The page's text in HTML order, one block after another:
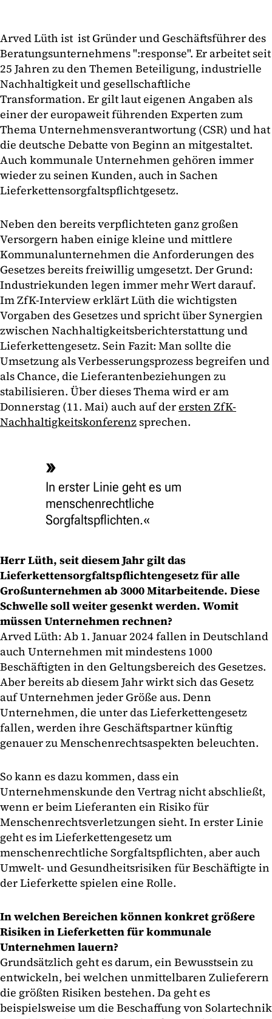
Arved Lüth ist ist Gründer und Geschäftsführer des
Beratungsunternehmens ":response". Er arbeitet seit
25 Jahren zu den Themen Beteiligung, industrielle
Nachhaltigkeit und gesellschaftliche
Transformation. Er gilt laut eigenen Angaben als
einer der europaweit führenden Experten zum
Thema Unternehmensverantwortung (CSR) und hat
die deutsche Debatte von Beginn an mitgestaltet.
Auch kommunale Unternehmen gehören immer
wieder zu seinen Kunden, auch in Sachen
Lieferkettensorgfaltspflichtgesetz.
Neben den bereits verpflichteten ganz großen
Versorgern haben einige kleine und mittlere
Kommunalunternehmen die Anforderungen des
Gesetzes bereits freiwillig umgesetzt. Der Grund:
Industriekunden legen immer mehr Wert darauf.
Im ZfK-Interview erklärt Lüth die wichtigsten
Vorgaben des Gesetzes und spricht über Synergien
zwischen Nachhaltigkeitsberichterstattung und
Lieferkettengesetz. Sein Fazit: Man sollte die
Umsetzung als Verbesserungsprozess begreifen und
als Chance, die Lieferantenbeziehungen zu
stabilisieren. Über dieses Thema wird er am
Donnerstag (11. Mai) auch auf derersten ZfK-
Nachhaltigkeitskonferenzsprechen.
In erster Linie geht es um
menschenrechtliche
Sorgfaltspflichten.
Herr Lüth, seit diesem Jahr gilt das
Lieferkettensorgfaltspflichtengesetz für alle
Großunternehmen ab 3000 Mitarbeitende. Diese
Schwelle soll weiter gesenkt werden. Womit
müssen Unternehmen rechnen?
Arved Lüth: Ab 1. Januar 2024 fallen in Deutschland
auch Unternehmen mit mindestens 1000
Beschäftigten in den Geltungsbereich des Gesetzes.
Aber bereits ab diesem Jahr wirkt sich das Gesetz
auf Unternehmen jeder Größe aus. Denn
Unternehmen, die unter das Lieferkettengesetz
fallen, werden ihre Geschäftspartner künftig
genauer zu Menschenrechtsaspekten beleuchten.
So kann es dazu kommen, dass ein
Unternehmenskunde den Vertrag nicht abschließt,
wenn er beim Lieferanten ein Risiko für
Menschenrechtsverletzungen sieht. In erster Linie
geht es im Lieferkettengesetz um
menschenrechtliche Sorgfaltspflichten, aber auch
Umwelt- und Gesundheitsrisiken für Beschäftigte in
der Lieferkette spielen eine Rolle.
In welchen Bereichen können konkret größere
Risiken in Lieferketten für kommunale
Unternehmen lauern?
Grundsätzlich geht es darum, ein Bewusstsein zu
entwickeln, bei welchen unmittelbaren Zulieferern
die größten Risiken bestehen. Da geht es
beispielsweise um die Beschaffung von Solartechnik